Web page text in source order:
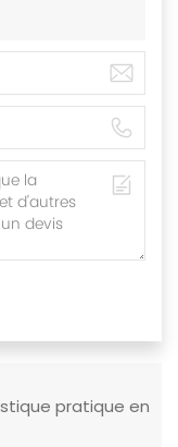
pratique en